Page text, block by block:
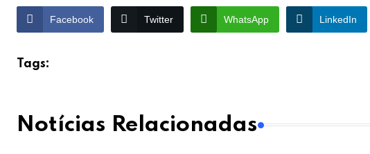
Facebook Twitter WhatsApp LinkedIn
Tags:
Notícias Relacionadas